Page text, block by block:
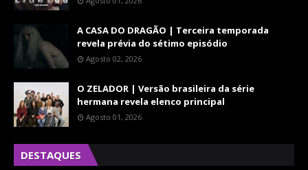
A CASA DO DRAGÃO | Terceira temporada
revela prévia do sétimo episódio
Agosto 02, 2026
O ZELADOR | Versão brasileira da série
hermana revela elenco principal
Agosto 01, 2026
DESTAQUES